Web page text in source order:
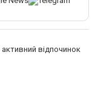
активний відпочинок